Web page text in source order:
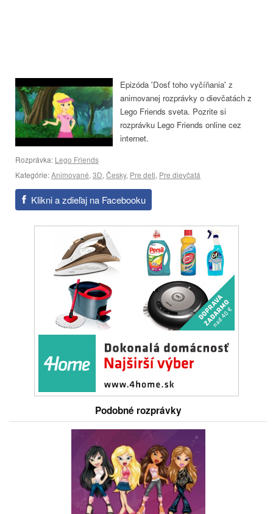
Epizóda 'Dosť toho vyčíňania' z
animovanej rozprávky o dievčatách z
Lego Friends sveta. Pozrite si
rozprávku Lego Friends online cez
internet.
Rozprávka: Lego Friends
Kategórie:Animované, 3D, Česky, Pre deti, Pre dievčatá
Klikni a zdieľaj na Facebooku
Podobné rozprávky